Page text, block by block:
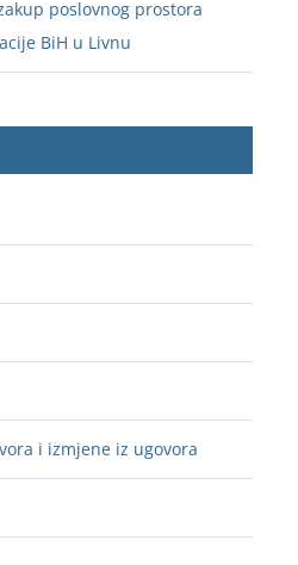
poslovnog prostora
BiH u Livnu
i izmjene iz ugovora